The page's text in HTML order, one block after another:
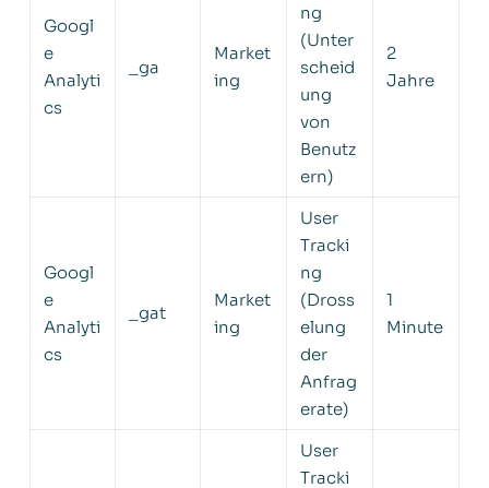
Googl
e
Analyti
cs
_ga
Market
ing
ng
(Unter
scheid
ung
von
Benutz
ern)
2
Jahre
Googl
e
Analyti
cs
_gat
Market
ing
User
Tracki
ng
(Dross
elung
der
Anfrag
erate)
1
Minute
User
Tracki